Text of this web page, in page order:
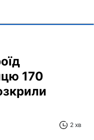
170
2 хв